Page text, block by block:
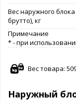
Вес наружного
брутто), кг
Примечание
* - при
Вес товара:
Наружный